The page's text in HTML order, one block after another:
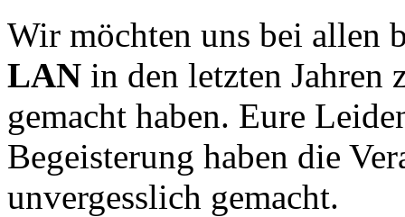
Wir möchten uns bei allen
LAN in den letzten Jahren
gemacht haben. Eure
Begeisterung haben die
unvergesslich gemacht.